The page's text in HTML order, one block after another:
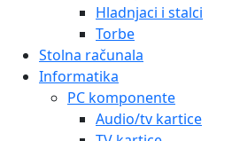
Hladnjaci i stalci
Torbe
Stolna računala
Informatika
PC komponente
Audio/tv kartice